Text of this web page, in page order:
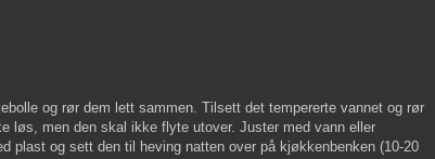
og rør dem lett sammen. Tilsett det tempererte vannet og rør
løs, men den skal ikke flyte utover. Juster med vann eller
plast og sett den til heving natten over på kjøkkenbenken (10-20